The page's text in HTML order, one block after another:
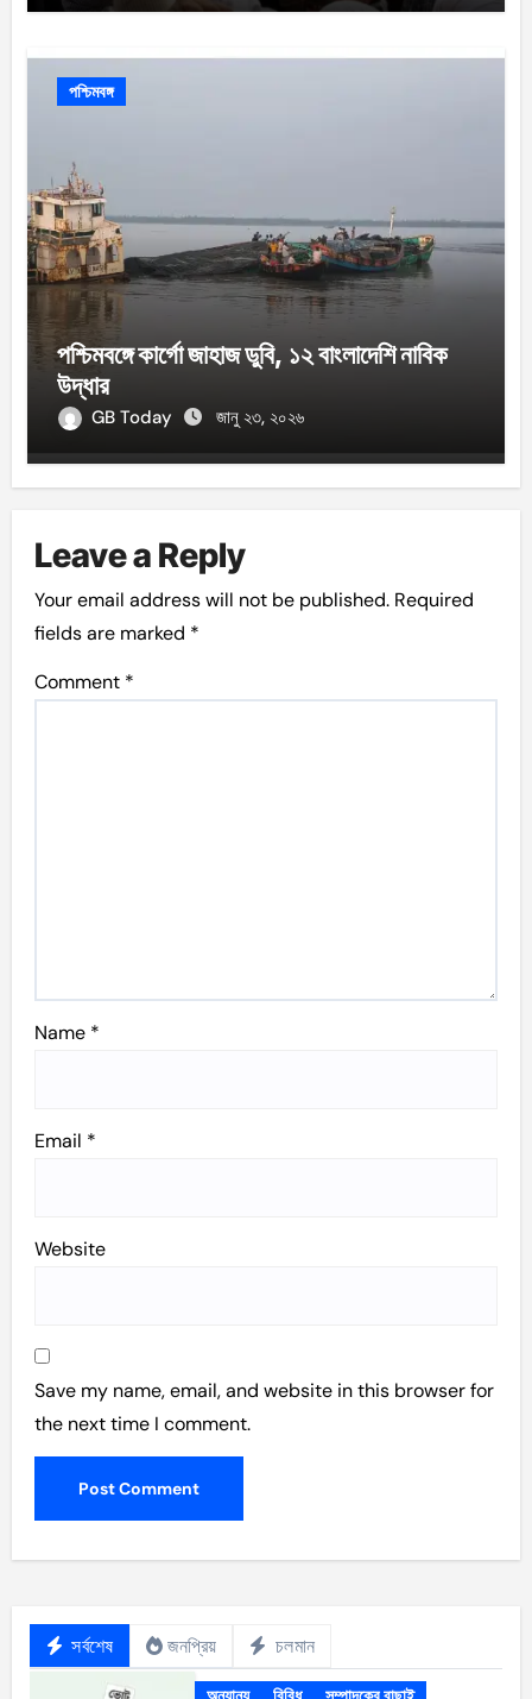
পশ্চিমবঙ্গ
পশ্চিমবঙ্গে কার্গো জাহাজ ডুবি, ১২ বাংলাদেশি নাবিক
উদ্ধার
GB Today জানু ২৩, ২০২৬
Leave a Reply
Your email address will not be published. Required
fields are marked *
Comment *
Name *
Email *
Website
Save my name, email, and website in this browser for
the next time I comment.
সর্বশেষ জনপ্রিয় চলমান